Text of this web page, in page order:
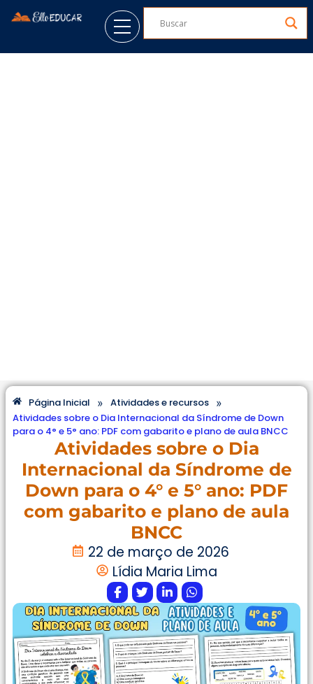
Página Inicial » Atividades e recursos »
Atividades sobre o Dia Internacional da Síndrome de Down
para o 4° e 5° ano: PDF com gabarito e plano de aula BNCC
Atividades sobre o Dia
Internacional da Síndrome de
Down para o 4° e 5° ano: PDF
com gabarito e plano de aula
BNCC
22 de março de 2026
Lídia Maria Lima